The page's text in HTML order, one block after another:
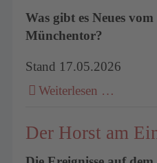
Was gibt es Neues vom
Münchentor?
Stand 17.05.2026
Weiterlesen …
Der Horst am